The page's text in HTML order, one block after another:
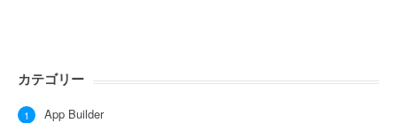
カテゴリー
App Builder
1